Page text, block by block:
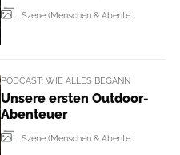
Szene (Menschen & Abenteur + Events)
PODCAST: WIE ALLES BEGANN
Unsere ersten Outdoor-
Abenteuer
Szene (Menschen & Abenteur + Events)